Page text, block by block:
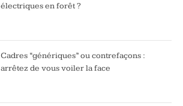
électriques en forêt ?
Cadres “génériques” ou contrefaçons :
arrêtez de vous voiler la face